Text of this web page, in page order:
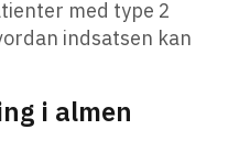
med type 2
indsatsen kan
i almen